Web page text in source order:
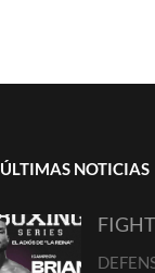
ÚLTIMAS NOTICIAS